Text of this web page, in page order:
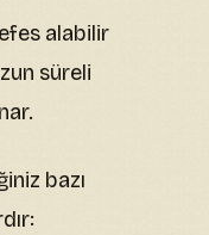
alabilir
süreli
bazı